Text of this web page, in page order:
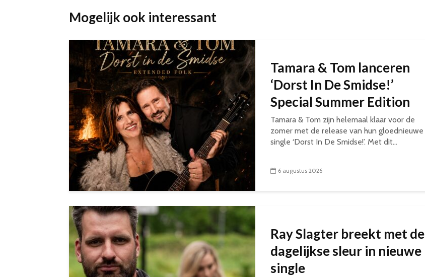
Mogelijk ook interessant
Tamara & Tom lanceren
‘Dorst In De Smidse!’
Special Summer Edition
Tamara & Tom zijn helemaal klaar voor de
zomer met de release van hun gloednieuwe
single ‘Dorst In De Smidse!’. Met dit...
6 augustus 2026
Ray Slagter breekt met de
dagelijkse sleur in nieuwe
single